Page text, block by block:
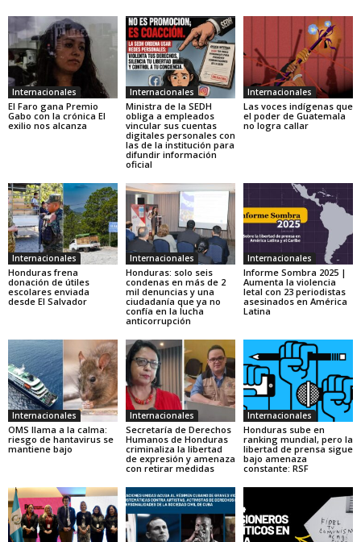
Internacionales
El Faro gana Premio
Gabo con la crónica El
exilio nos alcanza
Internacionales
Ministra de la SEDH
obliga a empleados
vincular sus cuentas
digitales personales con
las de la institución para
difundir información
oficial
Internacionales
Las voces indígenas que
el poder de Guatemala
no logra callar
Internacionales
Honduras frena
donación de útiles
escolares enviada
desde El Salvador
Internacionales
Honduras: solo seis
condenas en más de 2
mil denuncias y una
ciudadanía que ya no
confía en la lucha
anticorrupción
Internacionales
Informe Sombra 2025 |
Aumenta la violencia
letal con 23 periodistas
asesinados en América
Latina
Internacionales
OMS llama a la calma:
riesgo de hantavirus se
mantiene bajo
Internacionales
Secretaría de Derechos
Humanos de Honduras
criminaliza la libertad
de expresión y amenaza
con retirar medidas
Internacionales
Honduras sube en
ranking mundial, pero la
libertad de prensa sigue
bajo amenaza
constante: RSF